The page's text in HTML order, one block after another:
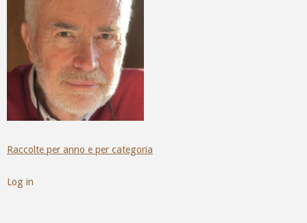
Raccolte per anno e per categoria
Log in